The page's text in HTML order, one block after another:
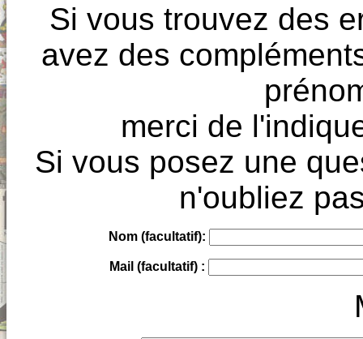
Si vous trouvez des
avez des
merci de
Si vous posez une
n'oubliez
Nom (facultatif):
Mail (facultatif) :